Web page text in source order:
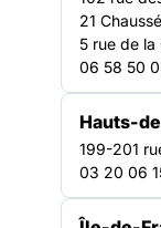
21
5 rue de
06 58 50
Hauts-
199-201
03 20 06